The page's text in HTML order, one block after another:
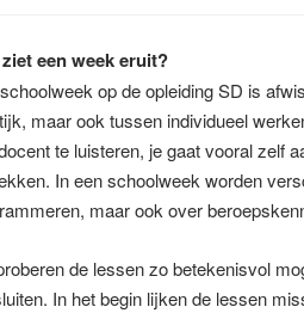
een week eruit?
op de opleiding SD is
maar ook tussen individueel
te luisteren, je gaat vooral zelf
In een schoolweek worden
maar ook over
de lessen zo betekenisvol
In het begin lijken de lessen